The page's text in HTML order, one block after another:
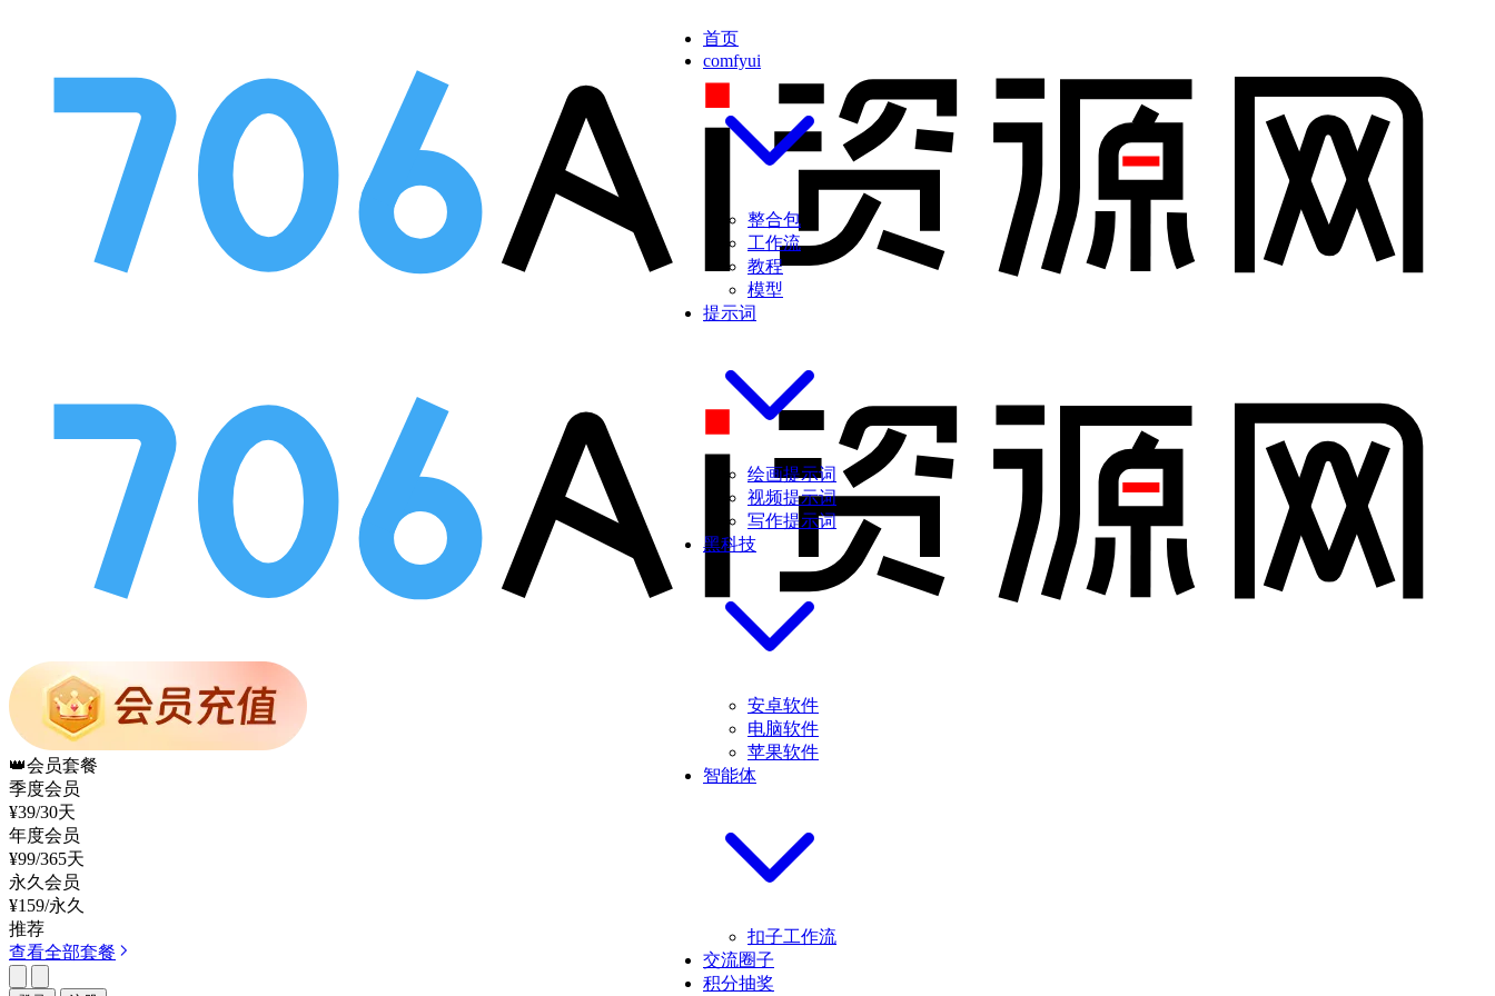
首页
comfyui
整合包
工作流
教程
模型
提示词
绘画提示词
视频提示词
写作提示词
黑科技
安卓软件
电脑软件
苹果软件
智能体
扣子工作流
交流圈子
积分抽奖
👑会员套餐
季度会员
¥39/30天
年度会员
¥99/365天
永久会员
¥159/永久
推荐
查看全部套餐